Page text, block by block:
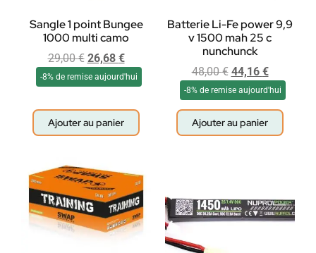
Sangle 1 point Bungee
1000 multi camo
29,00€ 26,68 €
-8% de remise aujourd'hui
Ajouter au panier
Batterie Li-Fe power 9,9
v 1500 mah 25 c
nunchunck
48,00€ 44,16 €
-8% de remise aujourd'hui
Ajouter au panier